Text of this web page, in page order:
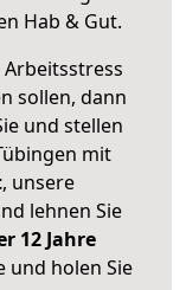
Hab & Gut.
sollen, dann
und stellen
mit
, unsere
lehnen Sie
12 Jahre
und holen Sie